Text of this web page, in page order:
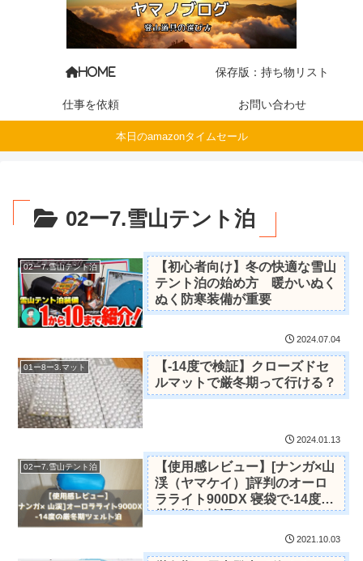
HOME 保存版：持ち物リスト
仕事を依頼 お問い合わせ
本日のamazonタイムセール
02ー7.雪山テント泊
02ー7.雪山テント泊
【初心者向け】冬の快適な雪山
テント泊の始め方 暖かいぬく
ぬく防寒装備が重要
2024.07.04
01ー8ー3.マット
【-14度で検証】クローズドセ
ルマットで厳冬期って行ける？
2024.01.13
02ー7.雪山テント泊
【使用感レビュー】[ナンガ×山
渓（ヤマケイ）]評判のオーロ
ラライト900DX 寝袋で-14度の
厳冬期で検証
2021.10.03